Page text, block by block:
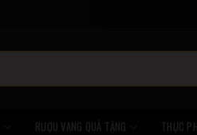
RƯỢU VANG QUÀ TẶNG THỰC